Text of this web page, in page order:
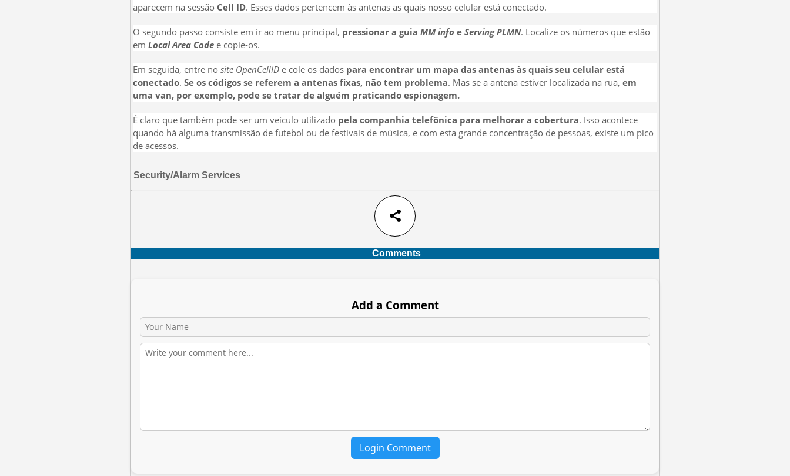
aparecem na sessão Cell ID. Esses dados pertencem às antenas as quais nosso celular está conectado.
O segundo passo consiste em ir ao menu principal, pressionar a guia MM info e Serving PLMN. Localize os números que estão
em Local Area Code e copie-os.
Em seguida, entre no site OpenCellID e cole os dados para encontrar um mapa das antenas às quais seu celular está
conectado. Se os códigos se referem a antenas fixas, não tem problema. Mas se a antena estiver localizada na rua, em
uma van, por exemplo, pode se tratar de alguém praticando espionagem.
É claro que também pode ser um veículo utilizado pela companhia telefônica para melhorar a cobertura. Isso acontece
quando há alguma transmissão de futebol ou de festivais de música, e com esta grande concentração de pessoas, existe um pico
de acessos.
Security/Alarm Services
share
Comments
Add a Comment
Login Comment